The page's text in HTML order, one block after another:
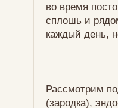
во время
сплошь и
каждый день,
Рассмотрим
(зародка),